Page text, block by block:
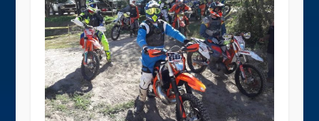
1ª FECHA REGIONAL ZONA NORTE MX
5ª EDICIÓN RUTA PUEBLOS MÁGICOS
LA FINAL DE ENDURO ANEN
RÉCORD EN TORREÓN; ENDURO ANEN